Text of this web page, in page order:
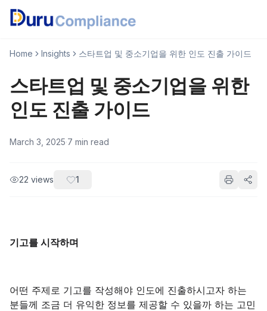
Home Insights 스타트업 및 중소기업을 위한 인도 진출 가이드
스타트업 및 중소기업을 위한
인도 진출 가이드
March 3, 2025·7 min read
22 views 1
기고를 시작하며
어떤 주제로 기고를 작성해야 인도에 진출하시고자 하는
분들께 조금 더 유익한 정보를 제공할 수 있을까 하는 고민